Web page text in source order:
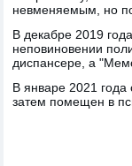
невменяемым, но
В декабре 2019
неповиновении
диспансере, а
В январе 2021 года
затем помещен в